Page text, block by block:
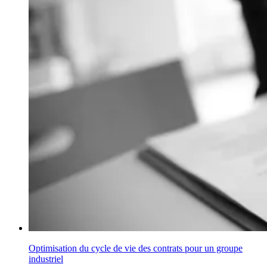
Optimisation du cycle de vie des contrats pour un groupe
industriel